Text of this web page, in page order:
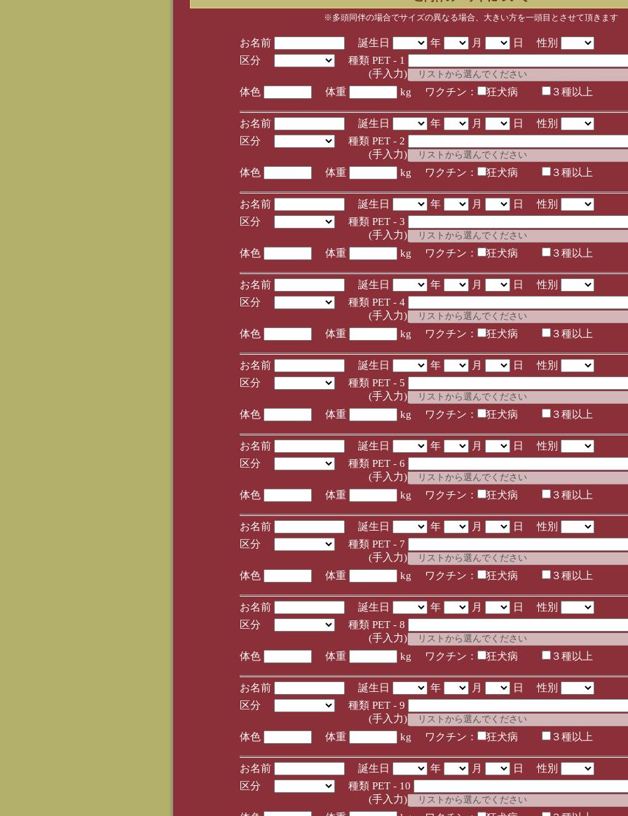
※多頭同伴の場合でサイズの異なる場合、大きい方を一頭目とさせて頂きます
お名前 誕生日 年 月
日 性別
区分
種類 PET - 1
(手入力)
体色
体重 kg ワクチン： 狂犬病 ３種以上
お名前 誕生日 年 月
日 性別
区分
種類 PET - 2
(手入力)
体色
体重 kg ワクチン： 狂犬病 ３種以上
お名前 誕生日 年 月
日 性別
区分
種類 PET - 3
(手入力)
体色
体重 kg ワクチン： 狂犬病 ３種以上
お名前 誕生日 年 月
日 性別
区分
種類 PET - 4
(手入力)
体色
体重 kg ワクチン： 狂犬病 ３種以上
お名前 誕生日 年 月
日 性別
区分
種類 PET - 5
(手入力)
体色
体重 kg ワクチン： 狂犬病 ３種以上
お名前 誕生日 年 月
日 性別
区分
種類 PET - 6
(手入力)
体色
体重 kg ワクチン： 狂犬病 ３種以上
お名前 誕生日 年 月
日 性別
区分
種類 PET - 7
(手入力)
体色
体重 kg ワクチン： 狂犬病 ３種以上
お名前 誕生日 年 月
日 性別
区分
種類 PET - 8
(手入力)
体色
体重 kg ワクチン： 狂犬病 ３種以上
お名前 誕生日 年 月
日 性別
区分
種類 PET - 9
(手入力)
体色
体重 kg ワクチン： 狂犬病 ３種以上
お名前 誕生日 年 月
日 性別
区分
種類 PET - 10
(手入力)